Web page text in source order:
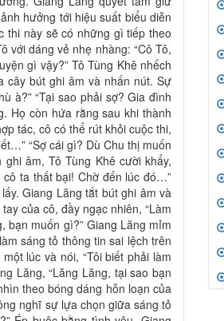
hưởng tới hiệu suất biểu diễn
thi này sẽ có những gì tiếp theo
với dáng vẻ nhẹ nhàng: “Cô Tô,
gì vậy?” Tô Tùng Khê nhếch
cây bút ghi âm và nhấn nút. Sự
à?” “Tại sao phải sợ? Gia đình
Họ còn hứa rằng sau khi thành
tác, cô có thể rút khỏi cuộc thi,
“Sợ cái gì? Dù Chu thị muốn
âm, Tô Tùng Khê cười khẩy,
ta thất bại! Chờ đến lúc đó…”
Giang Lăng tắt bút ghi âm và
của cô, đầy ngạc nhiên, “Làm
bạn muốn gì?” Giang Lăng mỉm
sáng tỏ thông tin sai lệch trên
lúc và nói, “Tôi biết phải làm
Lăng, “Lăng Lăng, tại sao bạn
theo bóng dáng hỗn loạn của
nghĩ sự lựa chọn giữa sáng tỏ